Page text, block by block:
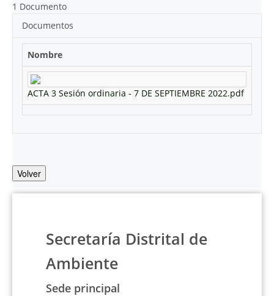
1 Documento
Documentos
Nombre
ACTA 3 Sesión ordinaria - 7 DE SEPTIEMBRE 2022.pdf
Volver
Secretaría Distrital de
Ambiente
Sede principal